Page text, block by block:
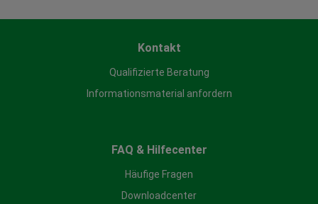
Kontakt
Qualifizierte Beratung
Informationsmaterial anfordern
FAQ & Hilfecenter
Häufige Fragen
Downloadcenter